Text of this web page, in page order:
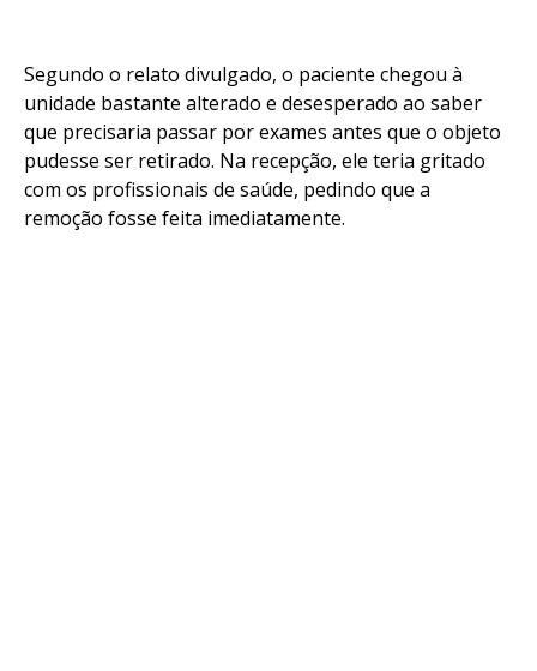
Segundo o relato divulgado, o paciente chegou à
unidade bastante alterado e desesperado ao saber
que precisaria passar por exames antes que o objeto
pudesse ser retirado. Na recepção, ele teria gritado
com os profissionais de saúde, pedindo que a
remoção fosse feita imediatamente.